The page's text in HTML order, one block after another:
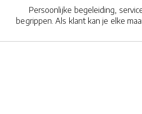
Persoonlijke begeleiding,
begrippen. Als klant kan je elke